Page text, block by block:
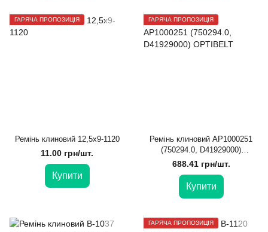
ГАРЯЧА ПРОПОЗИЦІЯ
Ремінь клиновий 12,5х9-1120
11.00 грн/шт.
Купити
ГАРЯЧА ПРОПОЗИЦІЯ
Ремінь клиновий AP1000251
(750294.0, D41929000)
OPTIBELT
688.41 грн/шт.
Купити
ГАРЯЧА ПРОПОЗИЦІЯ